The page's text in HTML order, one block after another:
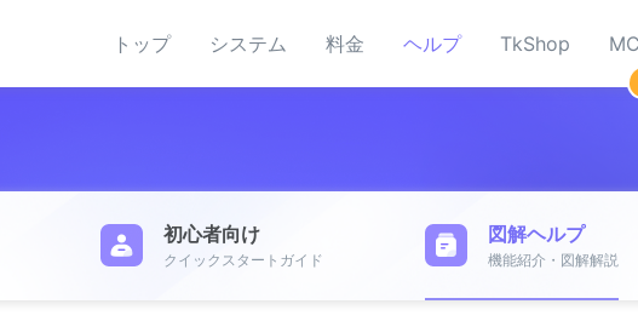
トップ システム 料金 ヘルプ TkShop
初心者向け
クイックスタートガイド
図解ヘルプ
機能紹介・図解解説